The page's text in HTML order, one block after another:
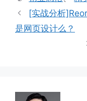
签
[实战分析
是网页设计么？